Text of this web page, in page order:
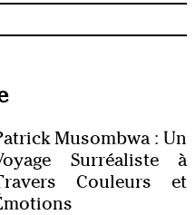
Musombwa : Un
Surréaliste à
Couleurs et